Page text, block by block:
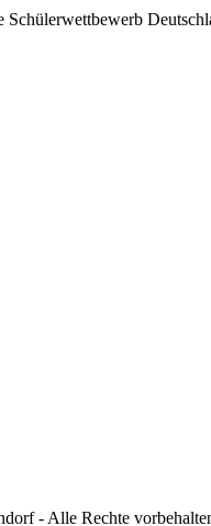
Schülerwettbewerb
- Alle Rechte